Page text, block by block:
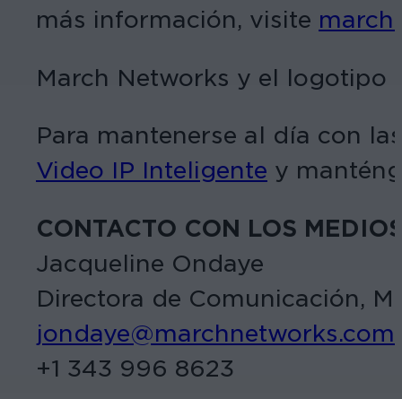
más información, visite
March Networks y el logotipo
Para mantenerse al día con
Video IP Inteligente y
CONTACTO CON LOS
Jacqueline Ondaye
Directora de Comunicación,
jondaye@marchnetworks.com
+1 343 996 8623